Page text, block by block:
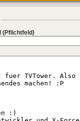
(Pflichtfeld)